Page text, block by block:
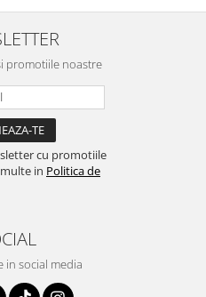
promotiile noastre
cu promotiile
in Politica de
in social media